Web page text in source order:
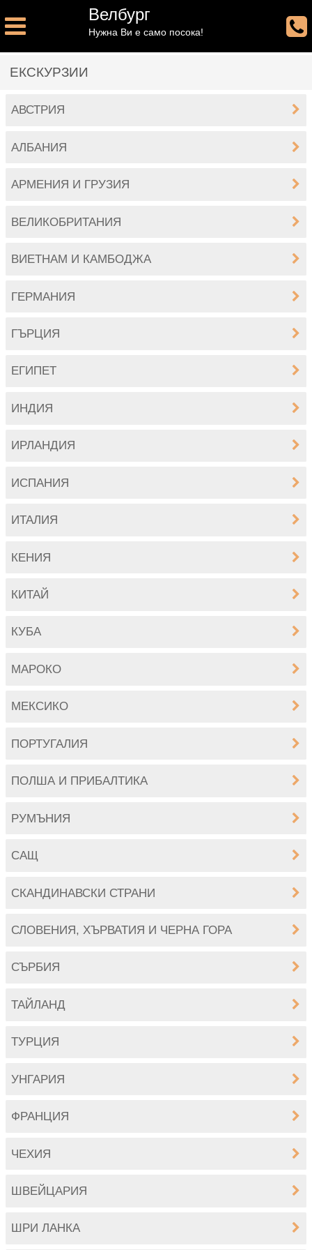
Велбург
Нужна Ви е само посока!
ЕКСКУРЗИИ
АВСТРИЯ
АЛБАНИЯ
АРМЕНИЯ И ГРУЗИЯ
ВЕЛИКОБРИТАНИЯ
ВИЕТНАМ И КАМБОДЖА
ГЕРМАНИЯ
ГЪРЦИЯ
ЕГИПЕТ
ИНДИЯ
ИРЛАНДИЯ
ИСПАНИЯ
ИТАЛИЯ
КЕНИЯ
КИТАЙ
КУБА
МАРОКО
МЕКСИКО
ПОРТУГАЛИЯ
ПОЛША И ПРИБАЛТИКА
РУМЪНИЯ
САЩ
СКАНДИНАВСКИ СТРАНИ
СЛОВЕНИЯ, ХЪРВАТИЯ И ЧЕРНА ГОРА
СЪРБИЯ
ТАЙЛАНД
ТУРЦИЯ
УНГАРИЯ
ФРАНЦИЯ
ЧЕХИЯ
ШВЕЙЦАРИЯ
ШРИ ЛАНКА